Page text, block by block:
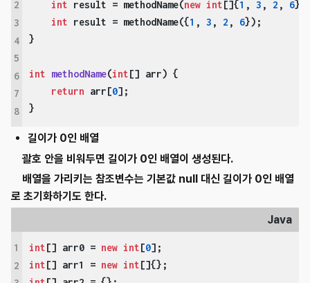
2
3
4
5
6
7
8
int result = methodName(new int[]{1 , 3 , 2 , 6
int result = methodName({1 , 3 , 2 , 6
}
int methodName(int[] arr) {
return arr[0];
}
길이가 0인 배열
괄호 안을 비워두면 길이가 0인 배열이 생성된다.
배열을 가리키는 참조변수는 기본값 null 대신 길이가 0인 배열
로 초기화하기도 한다.
Java
1
2
int[] arr0 = new int[0
int[] arr1 = new int